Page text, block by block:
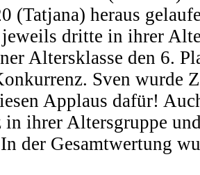
(Tatjana) heraus
dritte in ihrer
Altersklasse den 6.
Sven wurde
Applaus dafür!
in ihrer Altersgruppe
der Gesamtwertung